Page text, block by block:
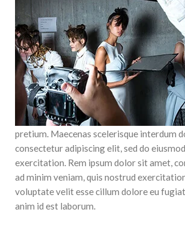
pretium. Maecenas scelerisque interdum
consectetur adipiscing elit, sed do
exercitation. Rem ipsum dolor sit amet,
ad minim veniam, quis nostrud
voluptate velit esse cillum dolore eu
anim id est laborum.